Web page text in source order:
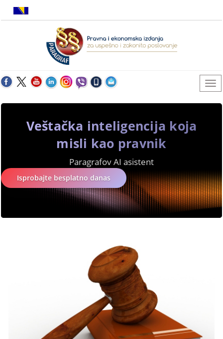
Veštačka inteligencija koja
misli kao pravnik
Paragrafov AI asistent
Isprobajte besplatno danas